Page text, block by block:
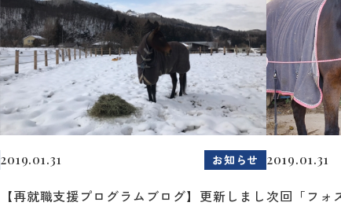
2019.01.31 お知らせ
【再就職支援プログラムブログ】更新しまし
2019.01.31
次回「フォ